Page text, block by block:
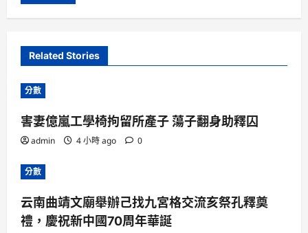
Related Stories
分數
害妻億嵐工學椅拘留所產子 蕩子翻身助釋囚
admin 4 小時 ago 0
分數
云南曲靖文廟舉辦己找九宮格交流亥祭孔釋奠
禮，慶祝新中國70周年華誕